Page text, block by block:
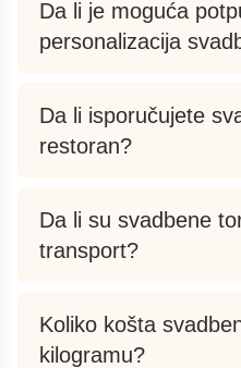
Da li je moguća
personalizacija
Da li isporučujete
restoran?
Da li su svadbene
transport?
Koliko košta
kilogramu?